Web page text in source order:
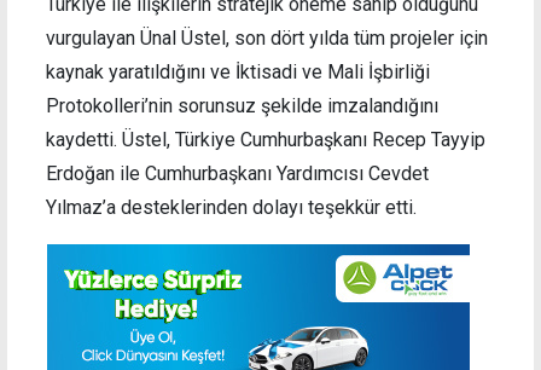
vurgulayan Ünal Üstel, son dört yılda tüm projeler için
kaynak yaratıldığını ve İktisadi ve Mali İşbirliği
Protokolleri’nin sorunsuz şekilde imzalandığını
kaydetti. Üstel, Türkiye Cumhurbaşkanı Recep Tayyip
Erdoğan ile Cumhurbaşkanı Yardımcısı Cevdet
Yılmaz’a desteklerinden dolayı teşekkür etti.